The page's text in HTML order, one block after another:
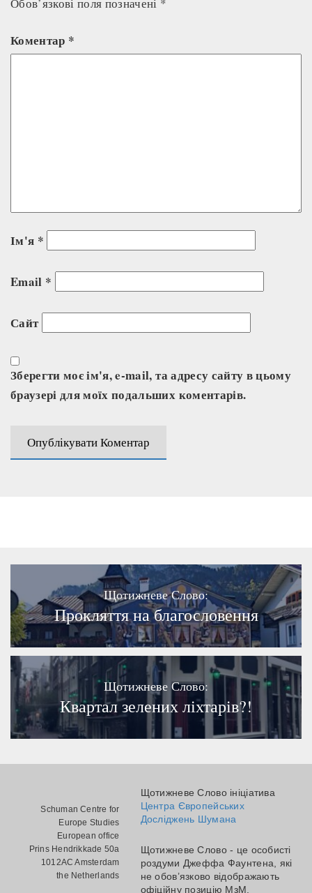
Коментар *
Ім'я *
Email *
Сайт
Зберегти моє ім'я, e-mail, та адресу сайту в цьому
браузері для моїх подальших коментарів.
Щотижневе Слово:
Прокляття на благословення
Щотижневе Слово:
Квартал зелених ліхтарів?!
Schuman Centre for
Europe Studies
European office
Prins Hendrikkade 50a
1012AC Amsterdam
the Netherlands
Щотижневе Слово ініціатива
Центра Європейських
Досліджень Шумана
Щотижневе Слово - це особисті
роздуми Джеффа Фаунтена, які
не обов’язково відображають
офіційну позицію МзМ.